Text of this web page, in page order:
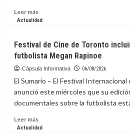
Leer másLeer
más
europeas
rechazan
la
de
las
competiciones
la
Actualidad
Festival de Cine de Toronto
futbolista Megan Rapinoe
Cápsula Informativa 06/08/2026
El Sumario – El Festival
anunció este miércoles que su
documentales sobre la futbolista
Leer másLeer
más
Actualidad